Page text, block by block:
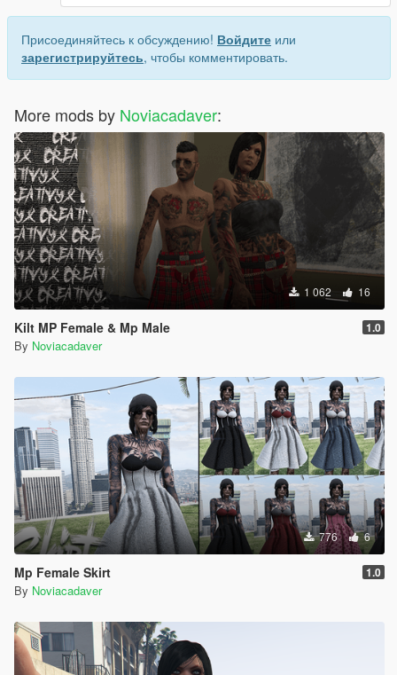
Присоединяйтесь к обсуждению! Войдите или
зарегистрируйтесь, чтобы комментировать.
More mods by Noviacadaver:
1 062 16
Kilt MP Female & Mp Male 1.0
By Noviacadaver
776 6
Mp Female Skirt 1.0
By Noviacadaver